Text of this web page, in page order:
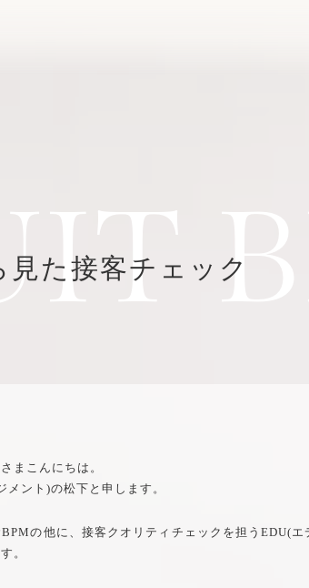
た接客チェック
まこんにちは。
ント)の松下と申します。
の他に、接客クオリティチェックを担うEDU(
。